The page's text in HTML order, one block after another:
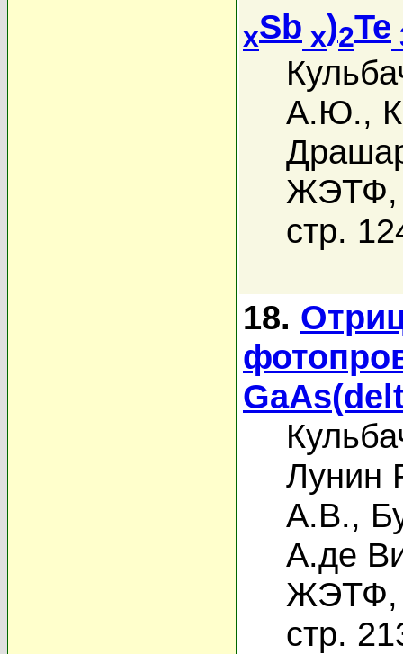
xSb x)2Te
А.Ю.,
ЖЭТФ,
стр.
18.
Лунин
А.В.,
А.де
ЖЭТФ,
стр.